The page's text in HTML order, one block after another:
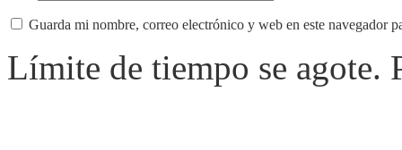
Guarda mi nombre, correo electrónico y web en este navegador
Límite de tiempo se agote.